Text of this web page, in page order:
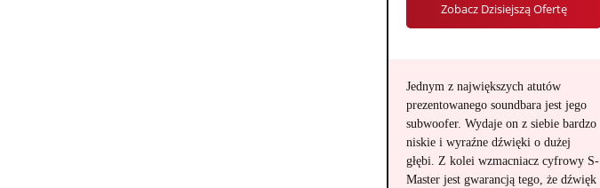
Zobacz Dzisiejszą Ofertę
Jednym z największych atutów
prezentowanego soundbara jest jego
subwoofer. Wydaje on z siebie bardzo
niskie i wyraźne dźwięki o dużej
głębi. Z kolei wzmacniacz cyfrowy S-
Master jest gwarancją tego, że dźwięk